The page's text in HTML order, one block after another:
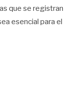
que se registran
esencial para el